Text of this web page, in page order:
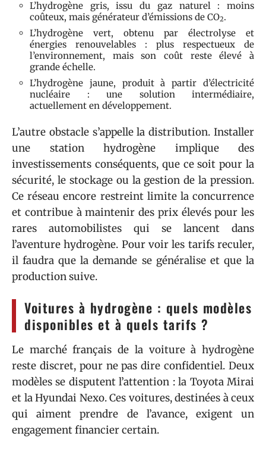
L’hydrogène gris, issu du gaz naturel : moins
coûteux, mais générateur d’émissions de CO2.
L’hydrogène vert, obtenu par électrolyse et
énergies renouvelables : plus respectueux de
l’environnement, mais son coût reste élevé à
grande échelle.
L’hydrogène jaune, produit à partir d’électricité
nucléaire : une solution intermédiaire,
actuellement en développement.
L’autre obstacle s’appelle la distribution. Installer
une station hydrogène implique des
investissements conséquents, que ce soit pour la
sécurité, le stockage ou la gestion de la pression.
Ce réseau encore restreint limite la concurrence
et contribue à maintenir des prix élevés pour les
rares automobilistes qui se lancent dans
l’aventure hydrogène. Pour voir les tarifs reculer,
il faudra que la demande se généralise et que la
production suive.
Voitures à hydrogène : quels modèles
disponibles et à quels tarifs ?
Le marché français de la voiture à hydrogène
reste discret, pour ne pas dire confidentiel. Deux
modèles se disputent l’attention : la Toyota Mirai
et la Hyundai Nexo. Ces voitures, destinées à ceux
qui aiment prendre de l’avance, exigent un
engagement financier certain.